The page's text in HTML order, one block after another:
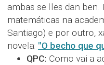
ambas se lles dan
matemáticas na
Santiago) e por outro,
novela: "O becho que
QPC: Como vai a